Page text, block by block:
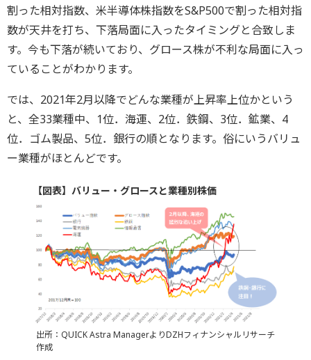
割った相対指数、米半導体株指数をS&P500で割った相対指
数が天井を打ち、下落局面に入ったタイミングと合致しま
す。今も下落が続いており、グロース株が不利な局面に入っ
ていることがわかります。
では、2021年2月以降でどんな業種が上昇率上位かという
と、全33業種中、1位．海運、2位．鉄鋼、3位．鉱業、4
位．ゴム製品、5位．銀行の順となります。俗にいうバリュ
ー業種がほとんどです。
【図表】バリュー・グロースと業種別株価
出所：QUICK Astra ManagerよりDZHフィナンシャルリサーチ
作成